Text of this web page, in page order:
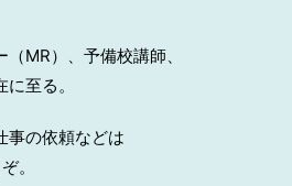
MR）、予備校講師、
至る。
事の依頼などは
。